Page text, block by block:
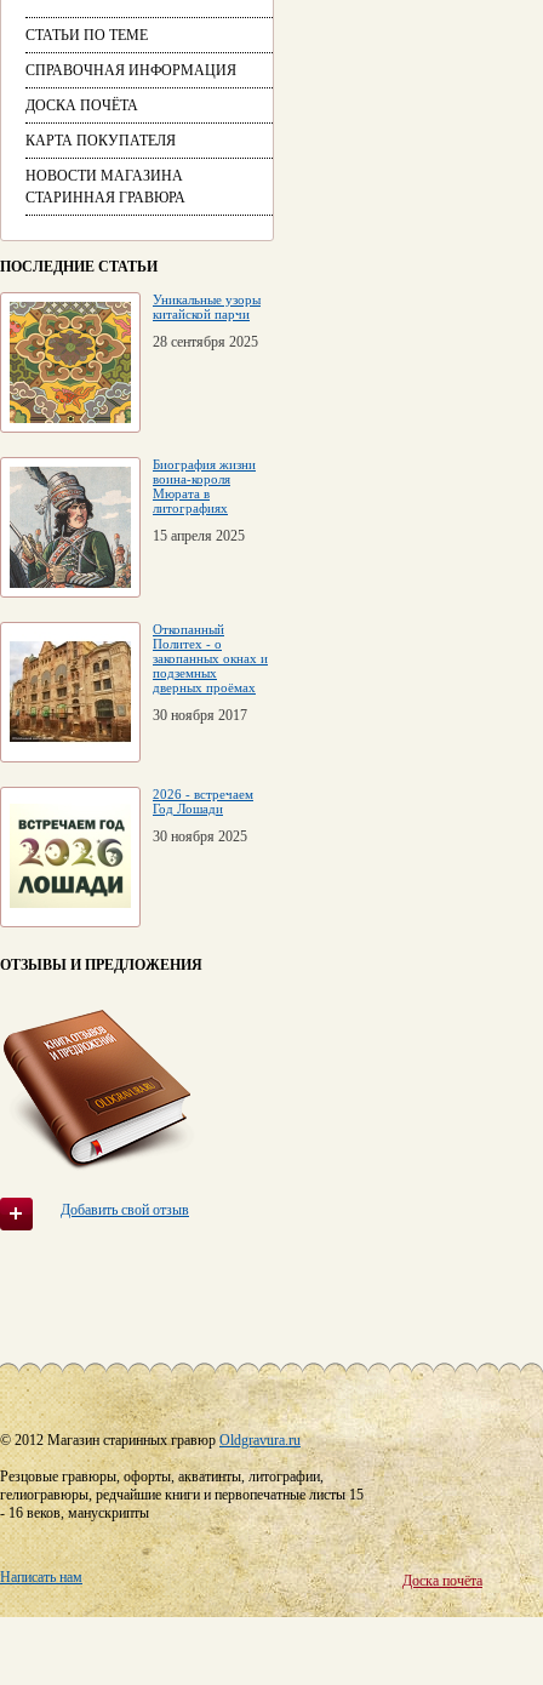
СТАТЬИ ПО ТЕМЕ
СПРАВОЧНАЯ ИНФОРМАЦИЯ
ДОСКА ПОЧЁТА
КАРТА ПОКУПАТЕЛЯ
НОВОСТИ МАГАЗИНА
СТАРИННАЯ ГРАВЮРА
ПОСЛЕДНИЕ СТАТЬИ
Уникальные узоры
китайской парчи
28 сентября 2025
Биография жизни
воина-короля
Мюрата в
литографиях
15 апреля 2025
Откопанный
Политех - о
закопанных окнах и
подземных
дверных проёмах
30 ноября 2017
2026 - встречаем
Год Лошади
30 ноября 2025
ОТЗЫВЫ И ПРЕДЛОЖЕНИЯ
Добавить свой отзыв
© 2012 Магазин старинных гравюрOldgravura.ru
Резцовые гравюры, офорты, акватинты, литографии,
гелиогравюры, редчайшие книги и первопечатные листы 15
- 16 веков, манускрипты
Написать нам Доска почёта